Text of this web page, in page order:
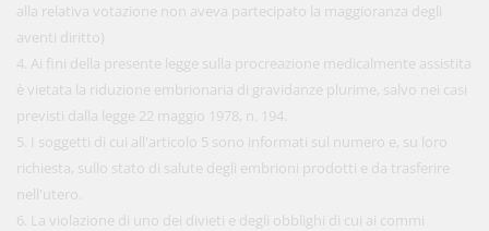
alla relativa votazione non aveva partecipato la maggioranza degli
aventi diritto)
4. Ai fini della presente legge sulla procreazione medicalmente assistita
è vietata la riduzione embrionaria di gravidanze plurime, salvo nei casi
previsti dalla legge 22 maggio 1978, n. 194.
5. I soggetti di cui all'articolo 5 sono informati sul numero e, su loro
richiesta, sullo stato di salute degli embrioni prodotti e da trasferire
nell'utero.
6. La violazione di uno dei divieti e degli obblighi di cui ai commi